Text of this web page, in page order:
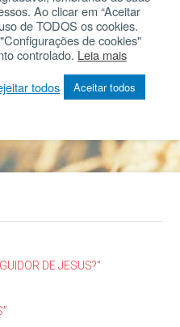
DE JESUS?”